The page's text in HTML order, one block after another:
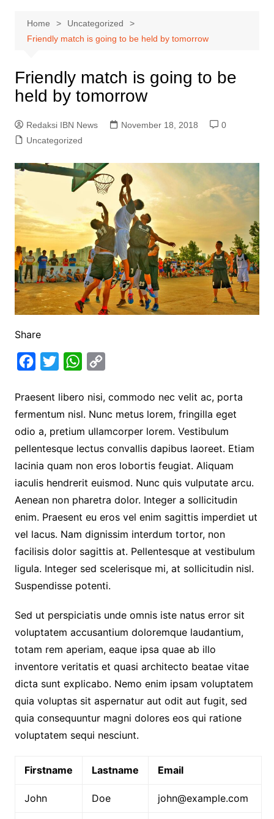
Home
Uncategorized
Friendly match is going to be held by tomorrow
Friendly match is going to be
held by tomorrow
Redaksi IBN News November 18, 2018
0
Uncategorized
Share
c
e
b
o
o
k
i
t
t
e
r
W
a
t
s
A
p
p
p
y
L
i
n
k
Praesent libero nisi, commodo nec velit ac, porta
fermentum nisl. Nunc metus lorem, fringilla eget
odio a, pretium ullamcorper lorem. Vestibulum
pellentesque lectus convallis dapibus laoreet. Etiam
lacinia quam non eros lobortis feugiat. Aliquam
iaculis hendrerit euismod. Nunc quis vulputate arcu.
Aenean non pharetra dolor. Integer a sollicitudin
enim. Praesent eu eros vel enim sagittis imperdiet ut
vel lacus. Nam dignissim interdum tortor, non
facilisis dolor sagittis at. Pellentesque at vestibulum
ligula. Integer sed scelerisque mi, at sollicitudin nisl.
Suspendisse potenti.
Sed ut perspiciatis unde omnis iste natus error sit
voluptatem accusantium doloremque laudantium,
totam rem aperiam, eaque ipsa quae ab illo
inventore veritatis et quasi architecto beatae vitae
dicta sunt explicabo. Nemo enim ipsam voluptatem
quia voluptas sit aspernatur aut odit aut fugit, sed
quia consequuntur magni dolores eos qui ratione
voluptatem sequi nesciunt.
Firstname Lastname Email
John Doe john@example.com